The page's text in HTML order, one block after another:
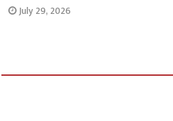
July 29, 2026